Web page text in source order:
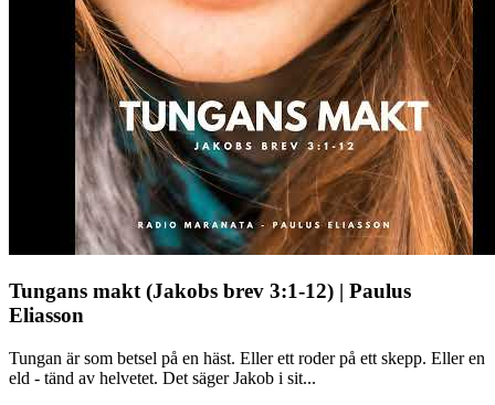
Tungans makt (Jakobs brev 3:1-12) | Paulus
Eliasson
Tungan är som betsel på en häst. Eller ett roder på ett skepp. Eller en
eld - tänd av helvetet. Det säger Jakob i sit...